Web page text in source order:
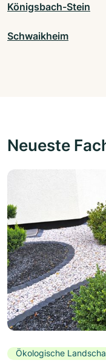
Königsbach-Stein
Schwaikheim
Neueste
Ökologische